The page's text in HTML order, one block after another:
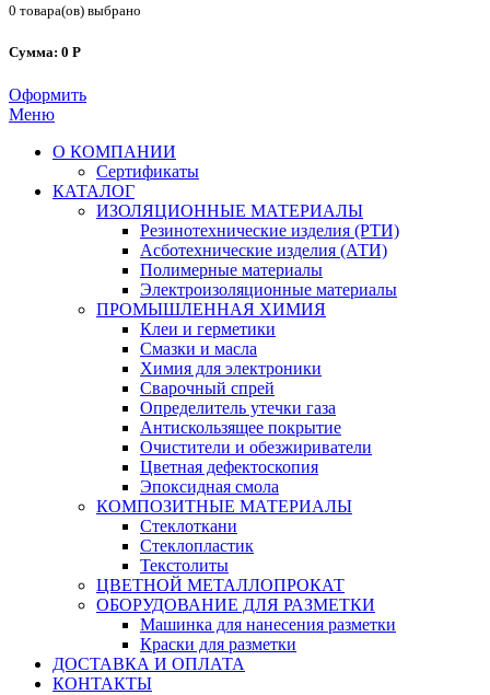
0 товара(ов) выбрано
Сумма: 0 Р
Оформить
Меню
О КОМПАНИИ
Сертификаты
КАТАЛОГ
ИЗОЛЯЦИОННЫЕ МАТЕРИАЛЫ
Резинотехнические изделия (РТИ)
Асботехнические изделия (АТИ)
Полимерные материалы
Электроизоляционные материалы
ПРОМЫШЛЕННАЯ ХИМИЯ
Клеи и герметики
Смазки и масла
Химия для электроники
Сварочный спрей
Определитель утечки газа
Антискользящее покрытие
Очистители и обезжириватели
Цветная дефектоскопия
Эпоксидная смола
КОМПОЗИТНЫЕ МАТЕРИАЛЫ
Стеклоткани
Стеклопластик
Текстолиты
ЦВЕТНОЙ МЕТАЛЛОПРОКАТ
ОБОРУДОВАНИЕ ДЛЯ РАЗМЕТКИ
Машинка для нанесения разметки
Краски для разметки
ДОСТАВКА И ОПЛАТА
КОНТАКТЫ